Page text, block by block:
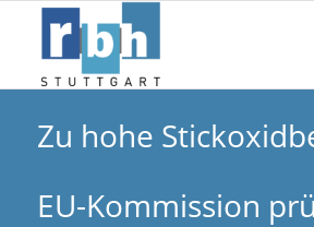
Zu hohe
EU-Kommission